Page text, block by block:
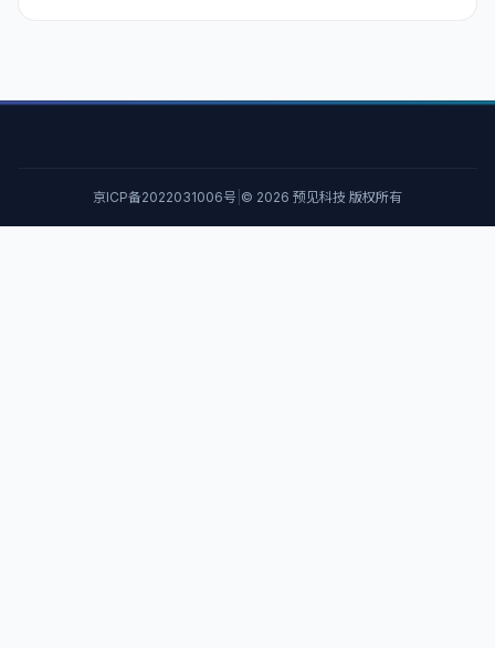
京ICP备2022031006号 © 2026 预见科技 版权所有